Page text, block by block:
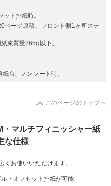
ト排紙時。
ページ原稿、フロント側1ヶ所ステ
束質量265g以下。
台、ノンソート時。
このページのトップへ
マルチフィニッシャー紙
な仕様
お使いいただけます。
・オフセット排紙が可能